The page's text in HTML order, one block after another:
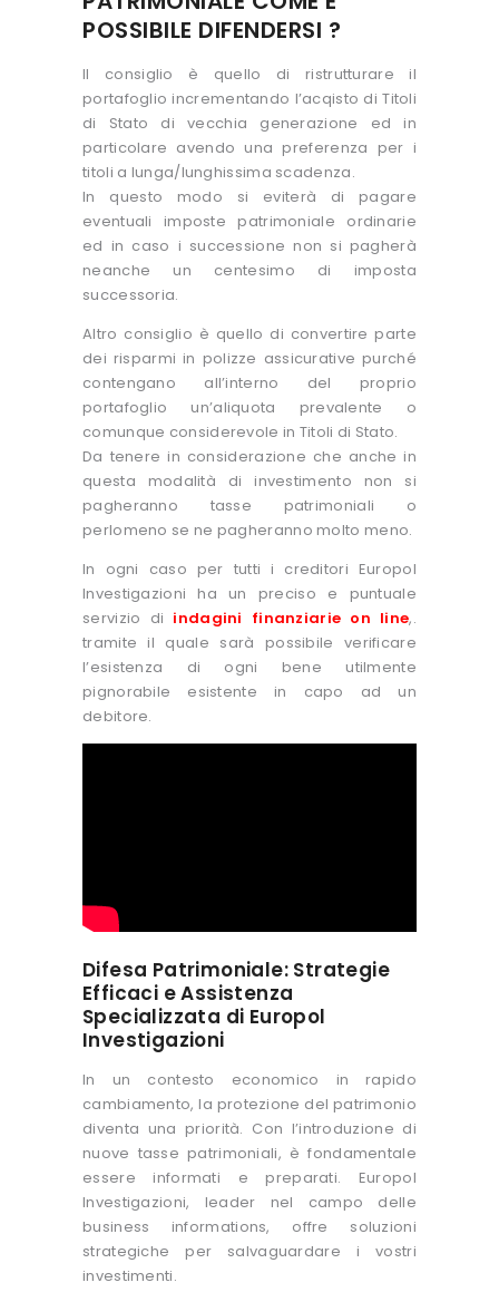
POSSIBILE DIFENDERSI ?
Il consiglio è quello di ristrutturare il
portafoglio incrementando l’acqisto di Titoli
di Stato di vecchia generazione ed in
particolare avendo una preferenza per i
titoli a lunga/lunghissima scadenza.
In questo modo si eviterà di pagare
eventuali imposte patrimoniale ordinarie
ed in caso i successione non si pagherà
neanche un centesimo di imposta
successoria.
Altro consiglio è quello di convertire parte
dei risparmi in polizze assicurative purché
contengano all’interno del proprio
portafoglio un’aliquota prevalente o
comunque considerevole in Titoli di Stato.
Da tenere in considerazione che anche in
questa modalità di investimento non si
pagheranno tasse patrimoniali o
perlomeno se ne pagheranno molto meno.
In ogni caso per tutti i creditori Europol
Investigazioni ha un preciso e puntuale
servizio di indagini finanziarie on line,.
tramite il quale sarà possibile verificare
l’esistenza di ogni bene utilmente
pignorabile esistente in capo ad un
debitore.
Difesa Patrimoniale: Strategie
Efficaci e Assistenza
Specializzata di Europol
Investigazioni
In un contesto economico in rapido
cambiamento, la protezione del patrimonio
diventa una priorità. Con l’introduzione di
nuove tasse patrimoniali, è fondamentale
essere informati e preparati. Europol
Investigazioni, leader nel campo delle
business informations, offre soluzioni
strategiche per salvaguardare i vostri
investimenti.